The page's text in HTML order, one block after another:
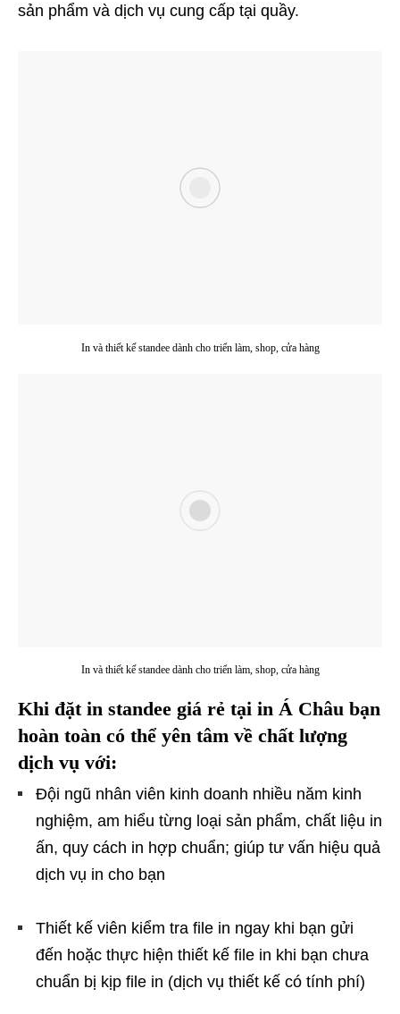
sản phẩm và dịch vụ cung cấp tại quầy.
In và thiết kế standee dành cho triển làm, shop, cửa hàng
In và thiết kế standee dành cho triển làm, shop, cửa hàng
Khi đặt in standee giá rẻ tại in Á Châu bạn
hoàn toàn có thể yên tâm về chất lượng
dịch vụ với:
Đội ngũ nhân viên kinh doanh nhiều năm kinh
nghiệm, am hiểu từng loại sản phẩm, chất liệu in
ấn, quy cách in hợp chuẩn; giúp tư vấn hiệu quả
dịch vụ in cho bạn
Thiết kế viên kiểm tra file in ngay khi bạn gửi
đến hoặc thực hiện thiết kế file in khi bạn chưa
chuẩn bị kịp file in (dịch vụ thiết kế có tính phí)